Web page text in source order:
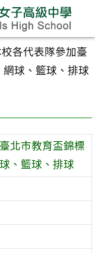
各代表隊參加臺
球、籃球、排球
北市教育盃錦標
、籃球、排球